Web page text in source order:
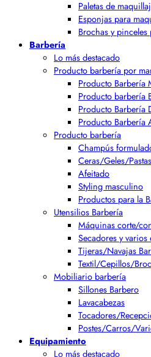
Paletas de
Esponjas para
Brochas y
Barbería
Lo más destacado
Producto barbería por
Producto Barbería
Producto barbería
Producto Barbería
Producto Barbería
Producto barbería
Champús
Ceras/Geles/Pastas
Afeitado
Styling masculino
Productos para la
Utensilios Barbería
Máquinas corte/
Secadores y varios
Tijeras/Navajas
Textil/Cepillos/
Mobiliario barbería
Sillones Barbero
Lavacabezas
Tocadores/
Postes/Carros/
Equipamiento
Lo más destacado